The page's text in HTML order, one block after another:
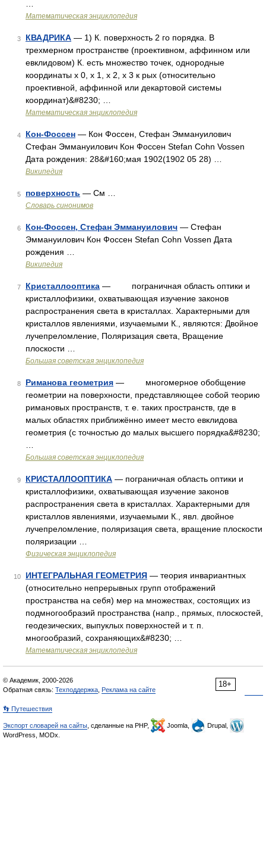
Математическая энциклопедия
3 КВАДРИКА — 1) К. поверхность 2 го порядка. В
трехмерном пространстве (проективном, аффинном или
евклидовом) К. есть множество точек, однородные
координаты х 0, х 1, х 2, х 3 к рых (относительно
проективной, аффинной или декартовой системы
координат)&#8230; …
Математическая энциклопедия
4 Кон-Фоссен — Кон Фоссен, Стефан Эммануилович
Стефан Эммануилович Кон Фоссен Stefan Cohn Vossen
Дата рождения: 28&#160;мая 1902(1902 05 28) …
Википедия
5 поверхность — См …
Словарь синонимов
6 Кон-Фоссен, Стефан Эммануилович — Стефан
Эммануилович Кон Фоссен Stefan Cohn Vossen Дата
рождения …
Википедия
7 Кристаллооптика — пограничная область оптики и
кристаллофизики, охватывающая изучение законов
распространения света в кристаллах. Характерными для
кристаллов явлениями, изучаемыми К., являются: Двойное
лучепреломление, Поляризация света, Вращение
плоскости …
Большая советская энциклопедия
8 Риманова геометрия — многомерное обобщение
геометрии на поверхности, представляющее собой теорию
римановых пространств, т. е. таких пространств, где в
малых областях приближённо имеет место евклидова
геометрия (с точностью до малых высшего порядка&#8230;
Большая советская энциклопедия
9 КРИСТАЛЛООПТИКА — пограничная область оптики и
кристаллофизики, охватывающая изучение законов
распространения света в кристаллах. Характерными для
кристаллов явлениями, изучаемыми К., явл. двойное
лучепреломление, поляризация света, вращение плоскости
поляризации …
Физическая энциклопедия
10 ИНТЕГРАЛЬНАЯ ГЕОМЕТРИЯ — теория инвариантных
(относительно непрерывных групп отображений
пространства на себя) мер на множествах, состоящих из
подмногообразий пространства (напр., прямых, плоскостей,
геодезических, выпуклых поверхностей и т. п.
многообразий, сохраняющих&#8230; …
Математическая энциклопедия
18+
© Академик, 2000-2026
Обратная связь: Техподдержка Реклама на сайте
👣 Путешествия
Экспорт словарей на сайты , сделанные на PHP, Joomla,
Drupal,
WordPress, MODx.